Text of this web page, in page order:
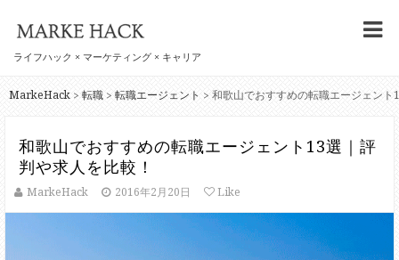
ライフハック × マーケティング × キャリア
MarkeHack > 転職 > 転職エージェント >
和歌山でおすすめの転職エージェント13選｜評
判や求人を比較！
MarkeHack 2016年2月20日 Like